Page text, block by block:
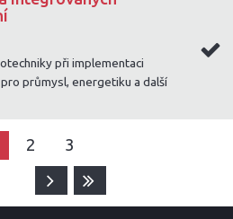
při implementaci
průmysl, energetiku a další
2 3